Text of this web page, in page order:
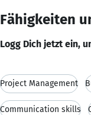
Fähigkeiten
Logg Dich jetzt ein,
Project Management
Communication skills